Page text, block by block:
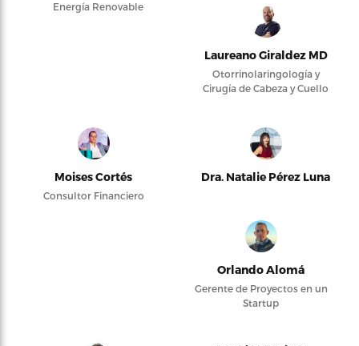
Energía Renovable
Laureano Giraldez MD
Otorrinolaringología y
Cirugía de Cabeza y Cuello
Moises Cortés
Consultor Financiero
Dra. Natalie Pérez Luna
Orlando Alomá
Gerente de Proyectos en un
Startup